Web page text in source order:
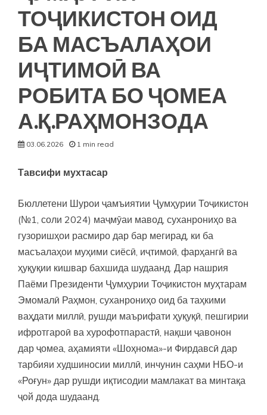
ТОҶИКИСТОН ОИД
БА МАСЪАЛАҲОИ
ИҶТИМОӢ ВА
РОБИТА БО ҶОМЕА
А.Қ.РАҲМОНЗОДА
03.06.2026 1 min read
Тавсифи мухтасар
Бюллетени Шурои ҷамъиятии Ҷумҳурии Тоҷикистон
(№1, соли 2024) маҷмӯаи мавод, суханрониҳо ва
гузоришҳои расмиро дар бар мегирад, ки ба
масъалаҳои муҳими сиёсӣ, иҷтимоӣ, фарҳангӣ ва
ҳуқуқии кишвар бахшида шудаанд. Дар нашрия
Паёми Президенти Ҷумҳурии Тоҷикистон муҳтарам
Эмомалӣ Раҳмон, суханрониҳо оид ба таҳкими
ваҳдати миллӣ, рушди маърифати ҳуқуқӣ, пешгирии
ифротгароӣ ва хурофотпарастӣ, нақши ҷавонон
дар ҷомеа, аҳамияти «Шоҳнома»-и Фирдавсӣ дар
тарбияи худшиносии миллӣ, инчунин саҳми НБО-и
«Роғун» дар рушди иқтисодии мамлакат ва минтақа
ҷой дода шудаанд.